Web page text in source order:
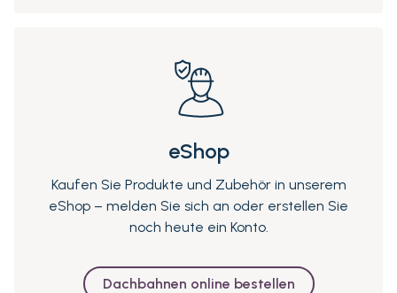
eShop
Kaufen Sie Produkte und Zubehör in unserem
eShop – melden Sie sich an oder erstellen Sie
noch heute ein Konto.
Dachbahnen online bestellen